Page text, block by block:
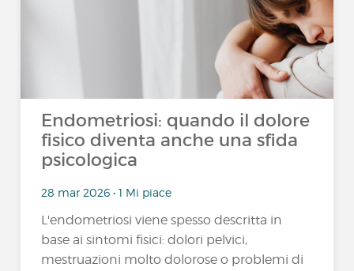
Endometriosi: quando il dolore
fisico diventa anche una sfida
psicologica
28 mar 2026 • 1 Mi piace
L'endometriosi viene spesso descritta in
base ai sintomi fisici: dolori pelvici,
mestruazioni molto dolorose o problemi di